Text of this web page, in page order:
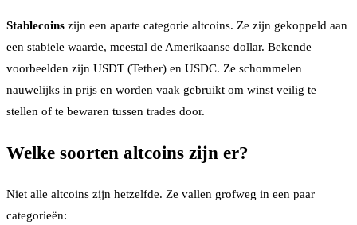
Stablecoins zijn een aparte categorie altcoins. Ze zijn gekoppeld aan
een stabiele waarde, meestal de Amerikaanse dollar. Bekende
voorbeelden zijn USDT (Tether) en USDC. Ze schommelen
nauwelijks in prijs en worden vaak gebruikt om winst veilig te
stellen of te bewaren tussen trades door.
Welke soorten altcoins zijn er?
Niet alle altcoins zijn hetzelfde. Ze vallen grofweg in een paar
categorieën: